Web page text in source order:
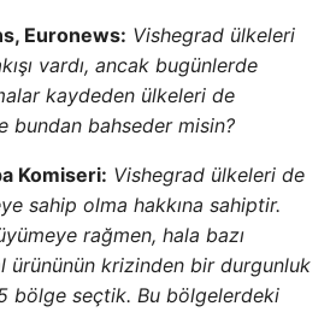
Euronews: Vishegrad ülkeleri
vardı, ancak bugünlerde
kaydeden ülkeleri de
bundan bahseder misin?
Komiseri: Vishegrad ülkeleri de
sahip olma hakkına sahiptir.
rağmen, hala bazı
ürününün krizinden bir durgunluk
bölge seçtik. Bu bölgelerdeki